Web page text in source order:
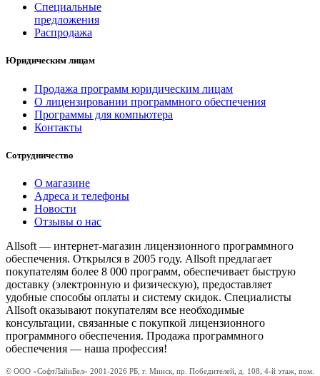
Специальные
предложения
Распродажа
Юридическим лицам
Продажа программ юридическим лицам
О лицензировании программного обеспечения
Программы для компьютера
Контакты
Сотрудничество
О магазине
Адреса и телефоны
Новости
Отзывы о нас
Allsoft — интернет-магазин лицензионного программного
обеспечения. Открылся в 2005 году. Allsoft предлагает
покупателям более 8 000 программ, обеспечивает быструю
доставку (электронную и физическую), предоставляет
удобные способы оплаты и систему скидок. Специалисты
Allsoft оказывают покупателям все необходимые
консультации, связанные с покупкой лицензионного
программного обеспечения. Продажа программного
обеспечения — наша профессия!
© ООО «СофтЛайнБел» 2001-2026 РБ, г. Минск, пр. Победителей, д. 108, 4-й этаж, пом.